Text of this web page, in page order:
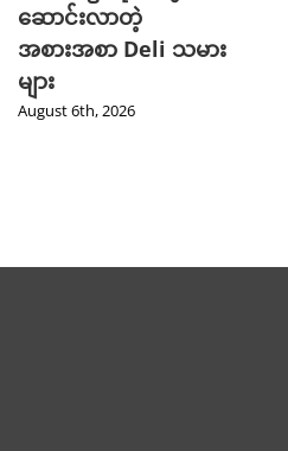
ဆောင်းလာတဲ့
အစားအစာ Deli သမား
များ
August 6th, 2026